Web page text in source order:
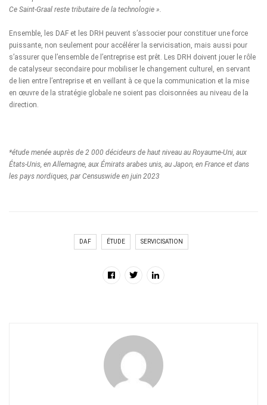
Ce Saint-Graal reste tributaire de la technologie ».
Ensemble, les DAF et les DRH peuvent s’associer pour constituer une force
puissante, non seulement pour accélérer la servicisation, mais aussi pour
s’assurer que l’ensemble de l’entreprise est prêt. Les DRH doivent jouer le rôle
de catalyseur secondaire pour mobiliser le changement culturel, en servant
de lien entre l’entreprise et en veillant à ce que la communication et la mise
en œuvre de la stratégie globale ne soient pas cloisonnées au niveau de la
direction.
*étude menée auprès de 2 000 décideurs de haut niveau au Royaume-Uni, aux
États-Unis, en Allemagne, aux Émirats arabes unis, au Japon, en France et dans
les pays nordiques, par Censuswide en juin 2023
DAF ÉTUDE SERVICISATION